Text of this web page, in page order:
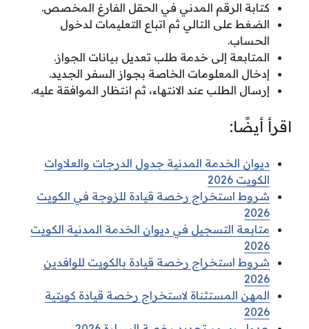
كتابة الرقم المدني في الحقل الفارغ المخصص.
الضغط على التالي ثم اتباع التعليمات لدخول
الحساب.
المتابعة إلى خدمة طلب تعديل بيانات الجواز.
إدخال المعلومات الخاصة بجواز السفر الجديد.
إرسال الطلب عند الانتهاء، ثم انتظار الموافقة عليه.
اقرأ أيضًا:
ديوان الخدمة المدنية جدول الدرجات والعلاوات
الكويت 2026
شروط استخراج رخصة قيادة للزوجة في الكويت
2026
متابعة التسجيل في ديوان الخدمة المدنية الكويت
2026
شروط استخراج رخصة قيادة بالكويت للوافدين
2026
المهن المستثناة لاستخراج رخصة قيادة كويتية
2026